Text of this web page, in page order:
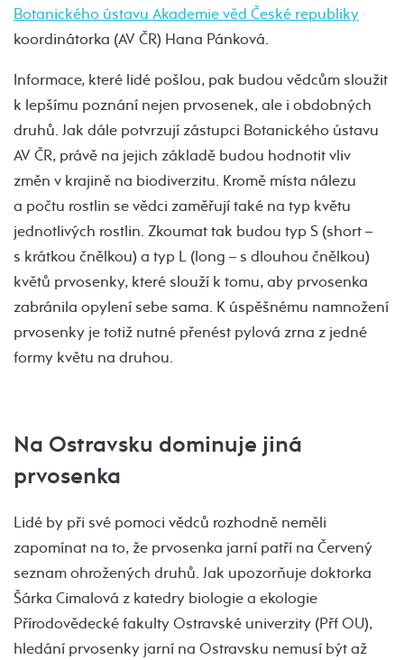
Botanického ústavu Akademie věd České republiky
koordinátorka (AV ČR) Hana Pánková.
Informace, které lidé pošlou, pak budou vědcům sloužit
k lepšímu poznání nejen prvosenek, ale i obdobných
druhů. Jak dále potvrzují zástupci Botanického ústavu
AV ČR, právě na jejich základě budou hodnotit vliv
změn v krajině na biodiverzitu. Kromě místa nálezu
a počtu rostlin se vědci zaměřují také na typ květu
jednotlivých rostlin. Zkoumat tak budou typ S (short –
s krátkou čnělkou) a typ L (long – s dlouhou čnělkou)
květů prvosenky, které slouží k tomu, aby prvosenka
zabránila opylení sebe sama. K úspěšnému namnožení
prvosenky je totiž nutné přenést pylová zrna z jedné
formy květu na druhou.
Na Ostravsku dominuje jiná
prvosenka
Lidé by při své pomoci vědců rozhodně neměli
zapomínat na to, že prvosenka jarní patří na Červený
seznam ohrožených druhů. Jak upozorňuje doktorka
Šárka Cimalová z katedry biologie a ekologie
Přírodovědecké fakulty Ostravské univerzity (Přf OU),
hledání prvosenky jarní na Ostravsku nemusí být až